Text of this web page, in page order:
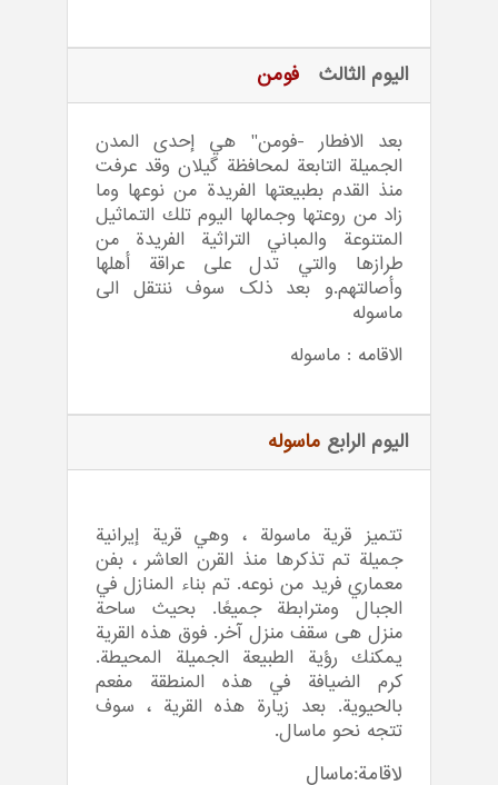
اليوم الثالث فومن
بعد الافطار -فومن" هي إحدى المدن
الجميلة التابعة لمحافظة گيلان وقد عرفت
منذ القدم بطبيعتها الفريدة من نوعها وما
زاد من روعتها وجمالها اليوم تلك التماثيل
المتنوعة والمباني التراثية الفريدة من
طرازها والتي تدل على عراقة أهلها
وأصالتهم.و بعد ذلک سوف ننتقل الی
ماسوله
الاقامه : ماسوله
اليوم الرابع ماسوله
تتميز قرية ماسولة ، وهي قرية إيرانية
جميلة تم تذكرها منذ القرن العاشر ، بفن
معماري فريد من نوعه. تم بناء المنازل في
الجبال ومترابطة جميعًا. بحيث ساحة
منزل هی سقف منزل آخر. فوق هذه القرية
يمكنك رؤية الطبيعة الجميلة المحيطة.
كرم الضيافة في هذه المنطقة مفعم
بالحيوية. بعد زيارة هذه القرية ، سوف
تتجه نحو ماسال.
لاقامة:ماسال